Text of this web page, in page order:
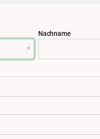
Nachname